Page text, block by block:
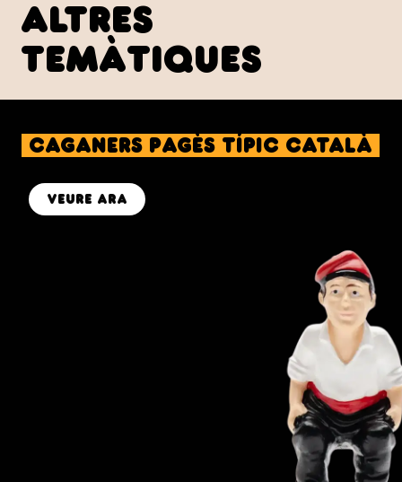
altres
temàtiques
caganers Pagès Típic Català
veure ara